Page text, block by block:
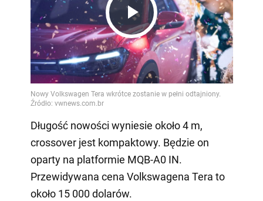
Play
Video
Długość nowości wyniesie około 4 m,
crossover jest kompaktowy. Będzie on
oparty na platformie MQB-A0 IN.
Przewidywana cena Volkswagena Tera to
około 15 000 dolarów.